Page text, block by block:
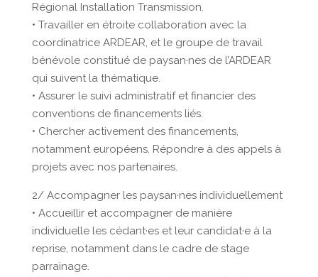
Régional Installation Transmission.
• Travailler en étroite collaboration avec la
coordinatrice ARDEAR, et le groupe de travail
bénévole constitué de paysan·nes de l’ARDEAR
qui suivent la thématique.
• Assurer le suivi administratif et financier des
conventions de financements liés.
• Chercher activement des financements,
notamment européens. Répondre à des appels à
projets avec nos partenaires.
2/ Accompagner les paysan·nes individuellement
• Accueillir et accompagner de manière
individuelle les cédant·es et leur candidat·e à la
reprise, notamment dans le cadre de stage
parrainage.